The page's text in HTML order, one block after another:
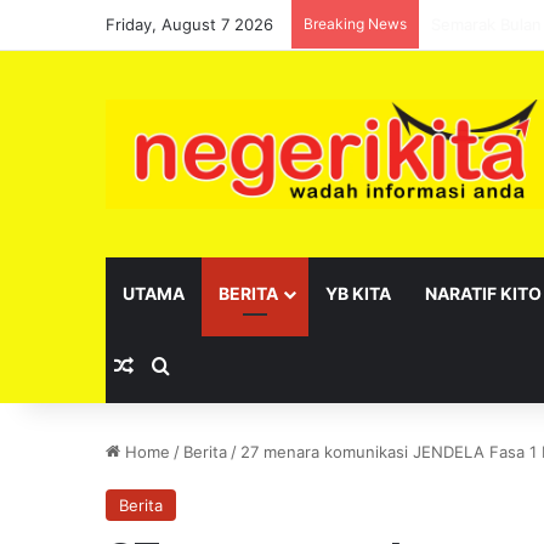
Friday, August 7 2026 Breaking News
UTAMA BERITA YB KITA NARATIF KITO
Random Article
Home / Berita / 27 menara komunikasi JENDELA Fasa
Berita